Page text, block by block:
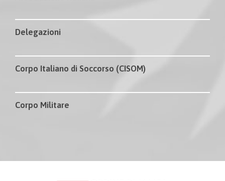
Delegazioni
Corpo Italiano di Soccorso (CISOM)
Corpo Militare